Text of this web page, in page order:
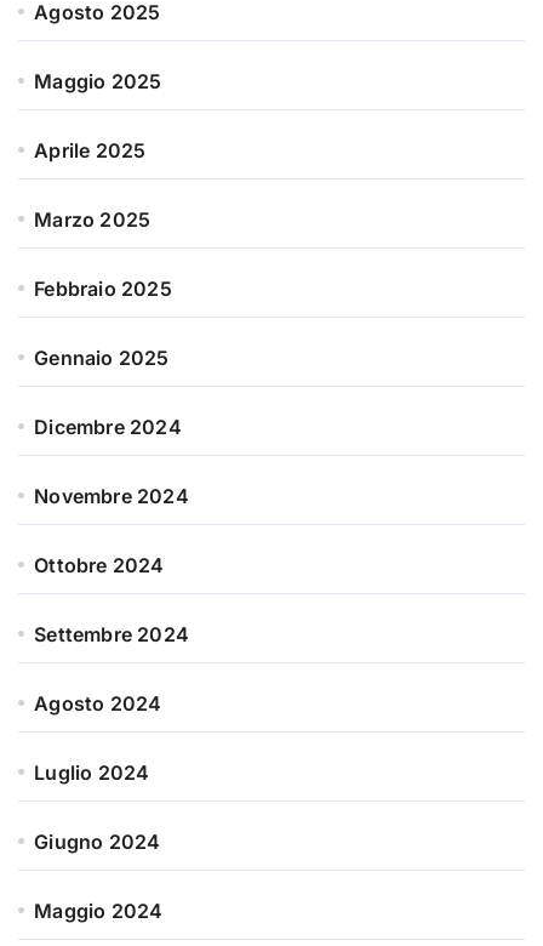
Agosto 2025
Maggio 2025
Aprile 2025
Marzo 2025
Febbraio 2025
Gennaio 2025
Dicembre 2024
Novembre 2024
Ottobre 2024
Settembre 2024
Agosto 2024
Luglio 2024
Giugno 2024
Maggio 2024